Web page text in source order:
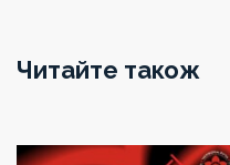
Читайте також